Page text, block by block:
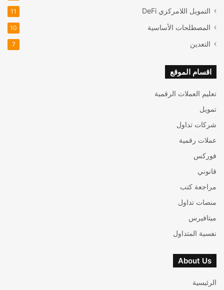
التمويل اللامركزي DeFi
11
المصطلحات الأساسية 10
التعدين 7
اقسام الموقع
تعليم العملات الرقمية
تمويل
شركات تداول
عملات رقمية
فوركس
قانوني
مراجعة كتب
منصات تداول
ميتافيرس
نفسية المتداول
About Us
الرئيسية